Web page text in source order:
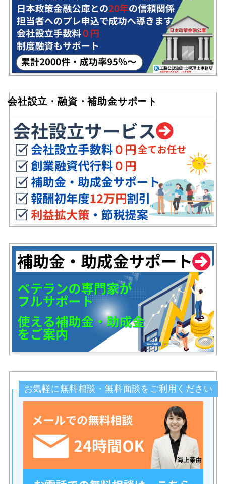
会社設立・融資・補助金サポート
お気軽に無料相談・無料面談をご利用ください